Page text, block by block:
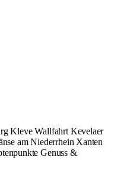
Kleve Wallfahrt Kevelaer
am Niederrhein Xanten
Genuss &